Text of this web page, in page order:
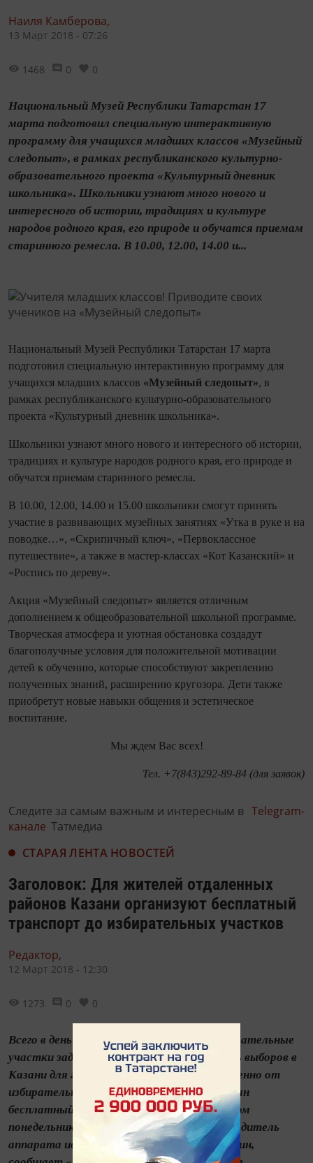
Наиля Камберова,
13 Март 2018 - 07:26
1468 0 0
Национальный Музей Республики Татарстан 17
марта подготовил специальную интерактивную
программу для учащихся младших классов «Музейный
следопыт», в рамках республиканского культурно-
образовательного проекта «Культурный дневник
школьника». Школьники узнают много нового и
интересного об истории, традициях и культуре
народов родного края, его природе и обучатся приемам
старинного ремесла. В 10.00, 12.00, 14.00 и...
Национальный Музей Республики Татарстан 17 марта
подготовил специальную интерактивную программу для
учащихся младших классов «Музейный следопыт», в
рамках республиканского культурно-образовательного
проекта «Культурный дневник школьника».
Школьники узнают много нового и интересного об истории,
традициях и культуре народов родного края, его природе и
обучатся приемам старинного ремесла.
В 10.00, 12.00, 14.00 и 15.00 школьники смогут принять
участие в развивающих музейных занятиях «Утка в руке и на
поводке…», «Скрипичный ключ», «Первоклассное
путешествие», а также в мастер-классах «Кот Казанский» и
«Роспись по дереву».
Акция «Музейный следопыт» является отличным
дополнением к общеобразовательной школьной программе.
Творческая атмосфера и уютная обстановка создадут
благополучные условия для положительной мотивации
детей к обучению, которые способствуют закреплению
полученных знаний, расширению кругозора. Дети также
приобретут новые навыки общения и эстетическое
воспитание.
Мы ждем Вас всех!
Тел. +7(843)292-89-84 (для заявок)
Следите за самым важным и интересным в Telegram-
канале Татмедиа
СТАРАЯ ЛЕНТА НОВОСТЕЙ
Заголовок: Для жителей отдаленных
районов Казани организуют бесплатный
транспорт до избирательных участков
Редактор,
12 Март 2018 - 12:30
1273 0 0
Всего в день выборов для доставки на избирательные
участки задействуют 56 автобусов. В день выборов в
Казани для граждан, проживающих отдаленно от
избирательных участков, будет организован
бесплатный транспорт. Об этом на деловом
понедельнике в мэрии Казани заявил руководитель
аппарата исполкома города Евгений Варакин,